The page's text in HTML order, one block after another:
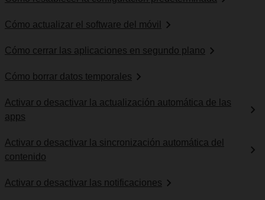
Cómo actualizar el software del móvil
Cómo cerrar las aplicaciones en segundo plano
Cómo borrar datos temporales
Activar o desactivar la actualización automática de las
apps
Activar o desactivar la sincronización automática del
contenido
Activar o desactivar las notificaciones